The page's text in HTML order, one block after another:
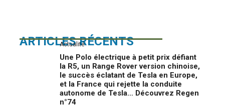
ARTICLES RÉCENTS
Actualité
Une Polo électrique à petit prix défiant
la R5, un Range Rover version chinoise,
le succès éclatant de Tesla en Europe,
et la France qui rejette la conduite
autonome de Tesla… Découvrez Regen
n°74